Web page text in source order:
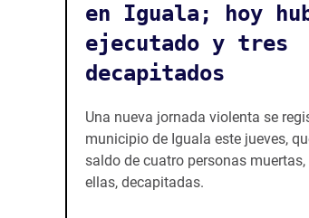
en Iguala; hoy
ejecutado y tres
decapitados
Una nueva jornada violenta se
municipio de Iguala este jueves,
saldo de cuatro personas muertas,
ellas, decapitadas.